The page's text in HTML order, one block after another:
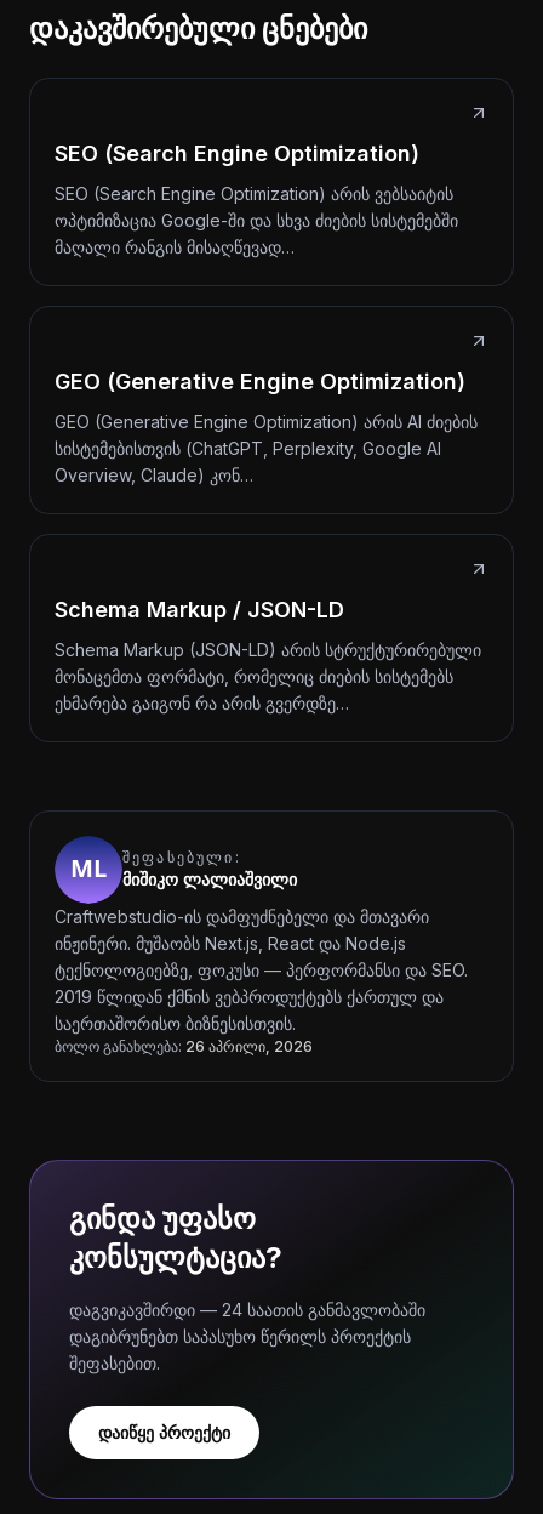
დაკავშირებული ცნებები
SEO (Search Engine Optimization)
SEO (Search Engine Optimization) არის ვებსაიტის
ოპტიმიზაცია Google-ში და სხვა ძიების სისტემებში
მაღალი რანგის მისაღწევად…
GEO (Generative Engine Optimization)
GEO (Generative Engine Optimization) არის AI ძიების
სისტემებისთვის (ChatGPT, Perplexity, Google AI
Overview, Claude) კონ…
Schema Markup / JSON-LD
Schema Markup (JSON-LD) არის სტრუქტურირებული
მონაცემთა ფორმატი, რომელიც ძიების სისტემებს
ეხმარება გაიგონ რა არის გვერდზე…
ᲨᲔᲤᲐᲡᲔᲑᲣᲚᲘ:
მიშიკო ლალიაშვილი
Craftwebstudio-ის დამფუძნებელი და მთავარი
ინჟინერი. მუშაობს Next.js, React და Node.js
ტექნოლოგიებზე, ფოკუსი — პერფორმანსი და SEO.
2019 წლიდან ქმნის ვებპროდუქტებს ქართულ და
საერთაშორისო ბიზნესისთვის.
ბოლო განახლება: 26 აპრილი, 2026
გინდა უფასო
კონსულტაცია?
დაგვიკავშირდი — 24 საათის განმავლობაში
დაგიბრუნებთ საპასუხო წერილს პროექტის
შეფასებით.
დაიწყე პროექტი